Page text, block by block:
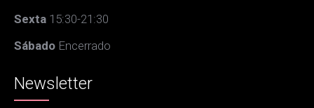
Sexta 15:30-21:30
Sábado Encerrado
Newsletter